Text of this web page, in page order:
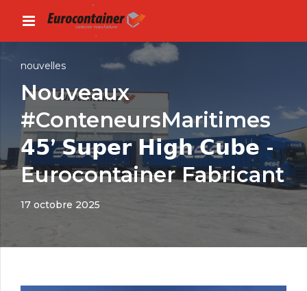
nouvelles
Nouveaux
#ConteneursMaritimes
𝟰𝟱’ 𝗦𝘂𝗽𝗲𝗿 𝗛𝗶𝗴𝗵 𝗖𝘂𝗯𝗲 -
Eurocontainer Fabricant
17 octobre 2025